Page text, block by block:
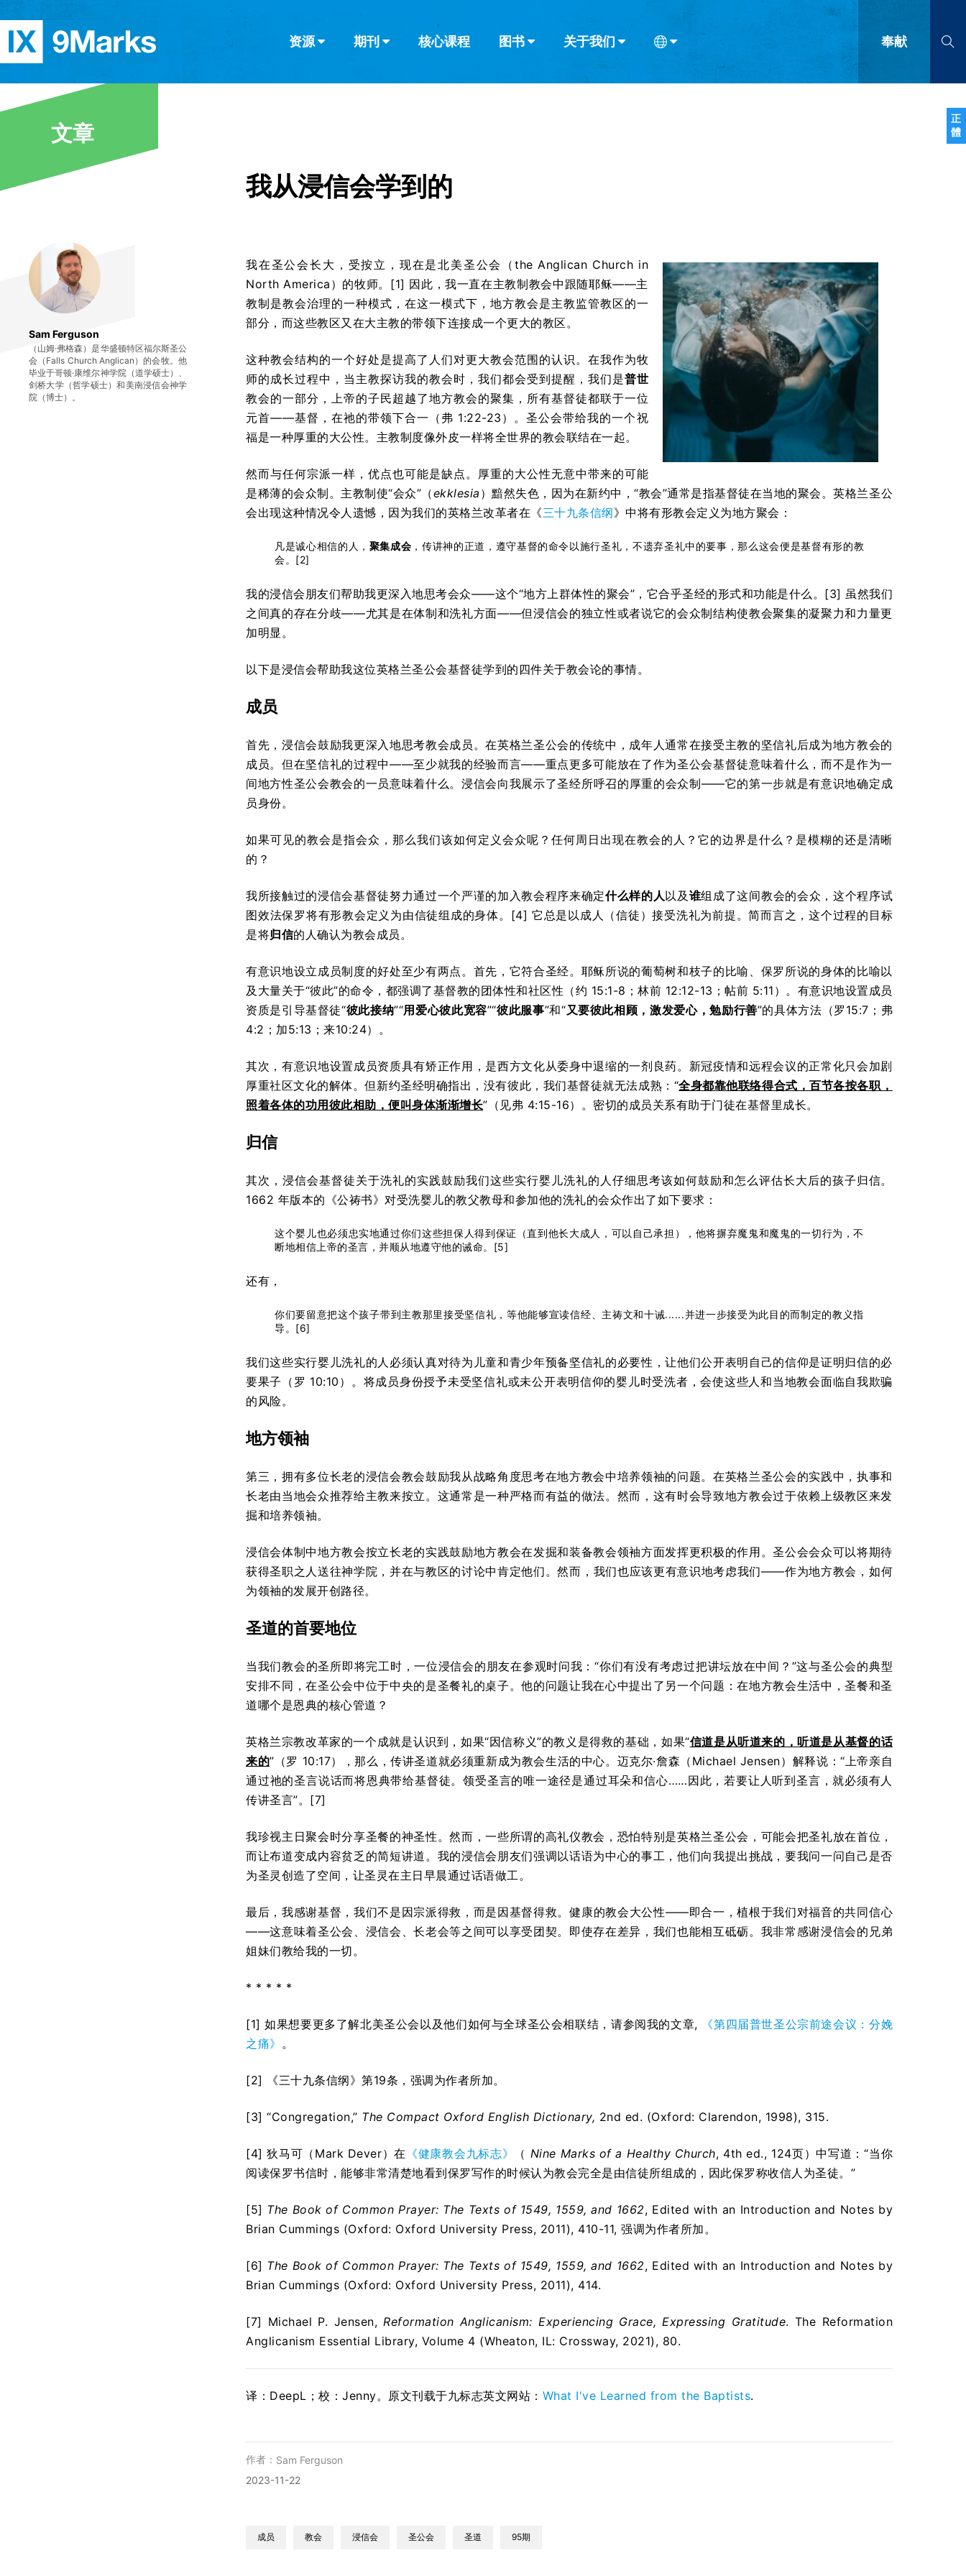
正
體
资源 期刊 核心课程 图书 关于我们 奉献
查看全部
查看全部
简体中文
文章
Sam Ferguson
（山姆·弗格森）是华盛顿特区福尔斯圣公
会（Falls Church Anglican）的会牧。他
毕业于哥顿·康维尔神学院（道学硕士）、
剑桥大学（哲学硕士）和美南浸信会神学
院（博士）。
我从浸信会学到的
我在圣公会长大，受按立，现在是北美圣公会（the Anglican Church in
North America）的牧师。[1] 因此，我一直在主教制教会中跟随耶稣——主
教制是教会治理的一种模式，在这一模式下，地方教会是主教监管教区的一
部分，而这些教区又在大主教的带领下连接成一个更大的教区。
这种教会结构的一个好处是提高了人们对更大教会范围的认识。在我作为牧
师的成长过程中，当主教探访我的教会时，我们都会受到提醒，我们是普世
教会的一部分，上帝的子民超越了地方教会的聚集，所有基督徒都联于一位
元首——基督，在祂的带领下合一（弗 1:22-23）。圣公会带给我的一个祝
福是一种厚重的大公性。主教制度像外皮一样将全世界的教会联结在一起。
然而与任何宗派一样，优点也可能是缺点。厚重的大公性无意中带来的可能
是稀薄的会众制。主教制使“会众”（ekklesia ）黯然失色，因为在新约中，“教会”通常是指基督徒在当地的聚会。英格兰圣公
会出现这种情况令人遗憾，因为我们的英格兰改革者在《三十九条信纲》中将有形教会定义为地方聚会：
凡是诚心相信的人， 聚集成会 ，传讲神的正道，遵守基督的命令以施行圣礼，不遗弃圣礼中的要事，那么这会便是基督有形的教
会。[2]
我的浸信会朋友们帮助我更深入地思考会众——这个“地方上群体性的聚会”，它合乎圣经的形式和功能是什么。[3] 虽然我们
之间真的存在分歧——尤其是在体制和洗礼方面——但浸信会的独立性或者说它的会众制结构使教会聚集的凝聚力和力量更
加明显。
以下是浸信会帮助我这位英格兰圣公会基督徒学到的四件关于教会论的事情。
成员
首先，浸信会鼓励我更深入地思考教会成员。在英格兰圣公会的传统中，成年人通常在接受主教的坚信礼后成为地方教会的
成员。但在坚信礼的过程中——至少就我的经验而言——重点更多可能放在了作为圣公会基督徒意味着什么，而不是作为一
间地方性圣公会教会的一员意味着什么。浸信会向我展示了圣经所呼召的厚重的会众制——它的第一步就是有意识地确定成
员身份。
如果可见的教会是指会众，那么我们该如何定义会众呢？任何周日出现在教会的人？它的边界是什么？是模糊的还是清晰
的？
我所接触过的浸信会基督徒努力通过一个严谨的加入教会程序来确定什么样的人以及 谁组成了这间教会的会众，这个程序试
图效法保罗将有形教会定义为由信徒组成的身体。[4] 它总是以成人（信徒）接受洗礼为前提。简而言之，这个过程的目标
是将归信的人确认为教会成员。
有意识地设立成员制度的好处至少有两点。首先，它符合圣经。耶稣所说的葡萄树和枝子的比喻、保罗所说的身体的比喻以
及大量关于“彼此”的命令，都强调了基督教的团体性和社区性（约 15:1-8；林前 12:12-13；帖前 5:11）。有意识地设置成员
资质是引导基督徒“彼此接纳”“用爱心彼此宽容”“彼此服事”和“又要彼此相顾，激发爱心，勉励行善”的具体方法（罗15:7；弗
4:2；加5:13；来10:24）。
其次，有意识地设置成员资质具有矫正作用，是西方文化从委身中退缩的一剂良药。新冠疫情和远程会议的正常化只会加剧
厚重社区文化的解体。但新约圣经明确指出，没有彼此，我们基督徒就无法成熟：“全身都靠他联络得合式，百节各按各职，
照着各体的功用彼此相助，便叫身体渐渐增长”（见弗 4:15-16）。密切的成员关系有助于门徒在基督里成长。
归信
其次，浸信会基督徒关于洗礼的实践鼓励我们这些实行婴儿洗礼的人仔细思考该如何鼓励和怎么评估长大后的孩子归信。
1662 年版本的《公祷书》对受洗婴儿的教父教母和参加他的洗礼的会众作出了如下要求：
这个婴儿也必须忠实地通过你们这些担保人得到保证（直到他长大成人，可以自己承担），他将摒弃魔鬼和魔鬼的一切行为，不
断地相信上帝的圣言，并顺从地遵守他的诫命。[5]
还有，
你们要留意把这个孩子带到主教那里接受坚信礼，等他能够宣读信经、主祷文和十诫......并进一步接受为此目的而制定的教义指
导。[6]
我们这些实行婴儿洗礼的人必须认真对待为儿童和青少年预备坚信礼的必要性，让他们公开表明自己的信仰是证明归信的必
要果子（罗 10:10）。将成员身份授予未受坚信礼或未公开表明信仰的婴儿时受洗者，会使这些人和当地教会面临自我欺骗
的风险。
地方领袖
第三，拥有多位长老的浸信会教会鼓励我从战略角度思考在地方教会中培养领袖的问题。在英格兰圣公会的实践中，执事和
长老由当地会众推荐给主教来按立。这通常是一种严格而有益的做法。然而，这有时会导致地方教会过于依赖上级教区来发
掘和培养领袖。
浸信会体制中地方教会按立长老的实践鼓励地方教会在发掘和装备教会领袖方面发挥更积极的作用。圣公会会众可以将期待
获得圣职之人送往神学院，并在与教区的讨论中肯定他们。然而，我们也应该更有意识地考虑我们——作为地方教会，如何
为领袖的发展开创路径。
圣道的首要地位
当我们教会的圣所即将完工时，一位浸信会的朋友在参观时问我：“你们有没有考虑过把讲坛放在中间？”这与圣公会的典型
安排不同，在圣公会中位于中央的是圣餐礼的桌子。他的问题让我在心中提出了另一个问题：在地方教会生活中，圣餐和圣
道哪个是恩典的核心管道？
英格兰宗教改革家的一个成就是认识到，如果“因信称义”的教义是得救的基础，如果“信道是从听道来的，听道是从基督的话
来的”（罗 10:17），那么，传讲圣道就必须重新成为教会生活的中心。迈克尔·詹森（Michael Jensen）解释说：“上帝亲自
通过祂的圣言说话而将恩典带给基督徒。领受圣言的唯一途径是通过耳朵和信心……因此，若要让人听到圣言，就必须有人
传讲圣言”。[7]
我珍视主日聚会时分享圣餐的神圣性。然而，一些所谓的高礼仪教会，恐怕特别是英格兰圣公会，可能会把圣礼放在首位，
而让布道变成内容贫乏的简短讲道。我的浸信会朋友们强调以话语为中心的事工，他们向我提出挑战，要我问一问自己是否
为圣灵创造了空间，让圣灵在主日早晨通过话语做工。
最后，我感谢基督，我们不是因宗派得救，而是因基督得救。健康的教会大公性——即合一，植根于我们对福音的共同信心
——这意味着圣公会、浸信会、长老会等之间可以享受团契。即使存在差异，我们也能相互砥砺。我非常感谢浸信会的兄弟
姐妹们教给我的一切。
* * * * *
[1]如果想要更多了解北美圣公会以及他们如何与全球圣公会相联结，请参阅我的文章, 《第四届普世圣公宗前途会议：分娩
之痛》 。
[2] 《三十九条信纲》第19条，强调为作者所加。
[3] “Congregation,” The Compact Oxford English Dictionary, 2nd ed. (Oxford: Clarendon, 1998), 315.
[4] 狄马可（Mark Dever）在 《健康教会九标志》 （ Nine Marks of a Healthy Church, 4th ed., 124页）中写道：“当你
阅读保罗书信时，能够非常清楚地看到保罗写作的时候认为教会完全是由信徒所组成的，因此保罗称收信人为圣徒。”
[5] The Book of Common Prayer: The Texts of 1549, 1559, and 1662, Edited with an Introduction and Notes by
Brian Cummings (Oxford: Oxford University Press, 2011), 410-11, 强调为作者所加。
[6] The Book of Common Prayer: The Texts of 1549, 1559, and 1662, Edited with an Introduction and Notes by
Brian Cummings (Oxford: Oxford University Press, 2011), 414.
[7] Michael P. Jensen,Reformation Anglicanism: Experiencing Grace, Expressing Gratitude. The Reformation
Anglicanism Essential Library, Volume 4 (Wheaton, IL: Crossway, 2021), 80.
译：DeepL；校：Jenny。原文刊载于九标志英文网站： What I've Learned from the Baptists.
作者： Sam Ferguson
2023-11-22
成员 教会 浸信会 圣公会 圣道 95期